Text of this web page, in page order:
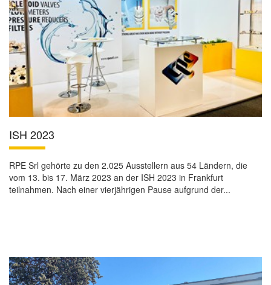
ISH 2023
RPE Srl gehörte zu den 2.025 Ausstellern aus 54 Ländern, die
vom 13. bis 17. März 2023 an der ISH 2023 in Frankfurt
teilnahmen. Nach einer vierjährigen Pause aufgrund der...